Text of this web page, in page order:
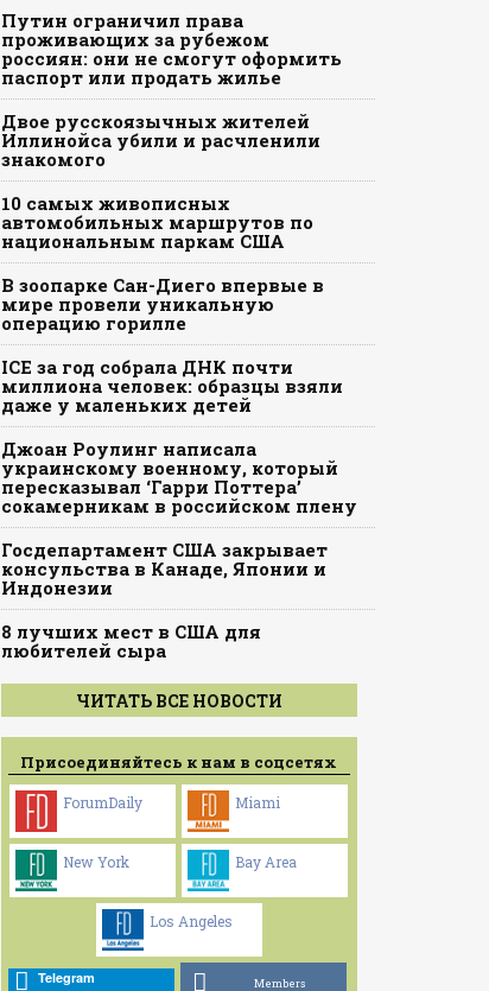
Путин ограничил права
проживающих за рубежом
россиян: они не смогут оформить
паспорт или продать жилье
Двое русскоязычных жителей
Иллинойса убили и расчленили
знакомого
10 самых живописных
автомобильных маршрутов по
национальным паркам США
В зоопарке Сан-Диего впервые в
мире провели уникальную
операцию горилле
ICE за год собрала ДНК почти
миллиона человек: образцы взяли
даже у маленьких детей
Джоан Роулинг написала
украинскому военному, который
пересказывал ‘Гарри Поттера’
сокамерникам в российском плену
Госдепартамент США закрывает
консульства в Канаде, Японии и
Индонезии
8 лучших мест в США для
любителей сыра
ЧИТАТЬ ВСЕ НОВОСТИ
Присоединяйтесь к нам в соцсетях
ForumDaily Miami
New York Bay Area
Los Angeles
Telegram Members